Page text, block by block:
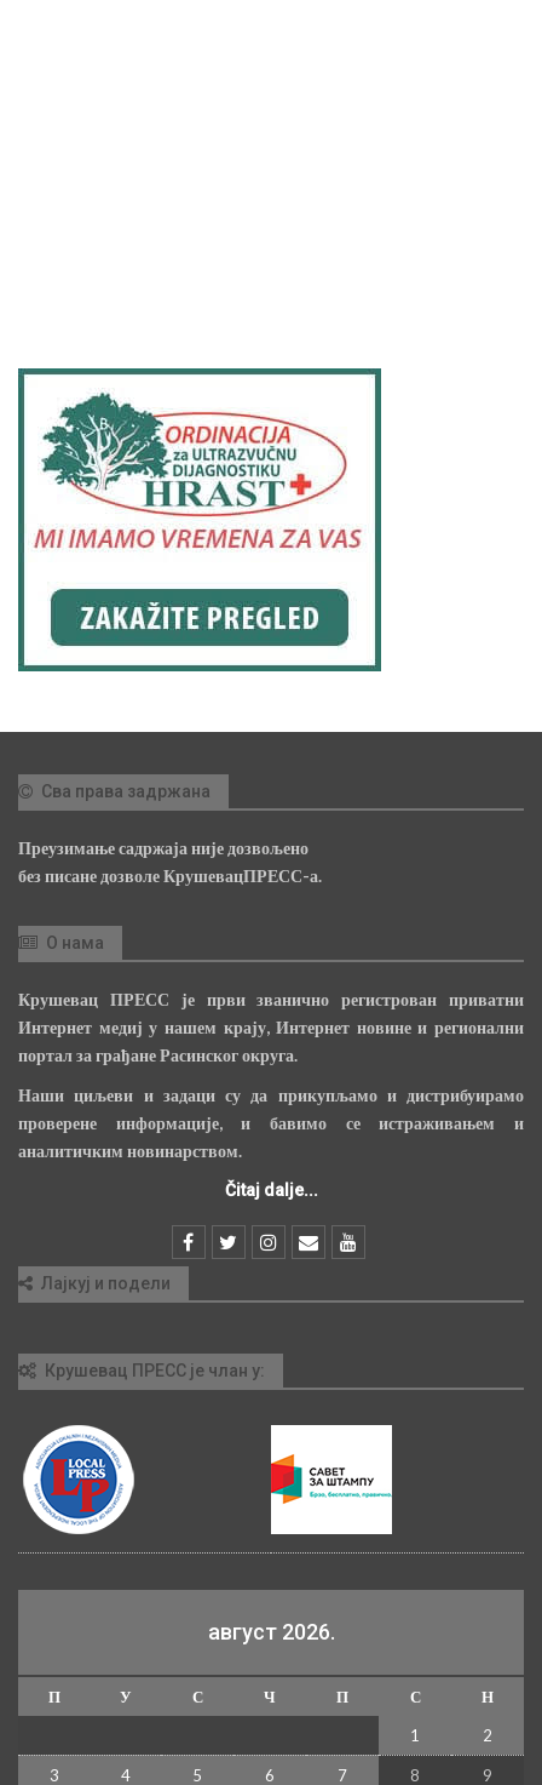
Сва права задржана
Преузимање садржаја није дозвољено
без писане дозволе КрушевацПРЕСС-а.
О нама
Крушевац ПРЕСС је први званично регистрован приватни
Интернет медиј у нашем крају, Интернет новине и регионални
портал за грађане Расинског округа.
Наши циљеви и задаци су да прикупљамо и дистрибуирамо
проверене информације, и бавимо се истраживањем и
аналитичким новинарством.
Čitaj dalje...
Лајкуј и подели
Крушевац ПРЕСС је члан у:
август 2026.
П У С Ч П С
Н
1
2
3 4 5 6 7 8 9